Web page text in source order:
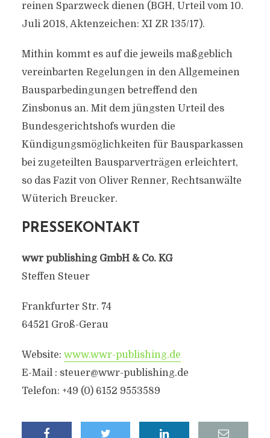
reinen Sparzweck dienen (BGH, Urteil vom 10.
Juli 2018, Aktenzeichen: XI ZR 135/17).
Mithin kommt es auf die jeweils maßgeblich
vereinbarten Regelungen in den Allgemeinen
Bausparbedingungen betreffend den
Zinsbonus an. Mit dem jüngsten Urteil des
Bundesgerichtshofs wurden die
Kündigungsmöglichkeiten für Bausparkassen
bei zugeteilten Bausparverträgen erleichtert,
so das Fazit von Oliver Renner, Rechtsanwälte
Wüterich Breucker.
PRESSEKONTAKT
wwr publishing GmbH & Co. KG
Steffen Steuer
Frankfurter Str. 74
64521 Groß-Gerau
Website: www.wwr-publishing.de
E-Mail : steuer@wwr-publishing.de
Telefon: +49 (0) 6152 9553589